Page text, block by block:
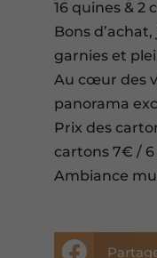
16 quines & 2
Bons
garnies et
Au cœur des
panorama
Prix des
cartons 7€ /
Ambiance
